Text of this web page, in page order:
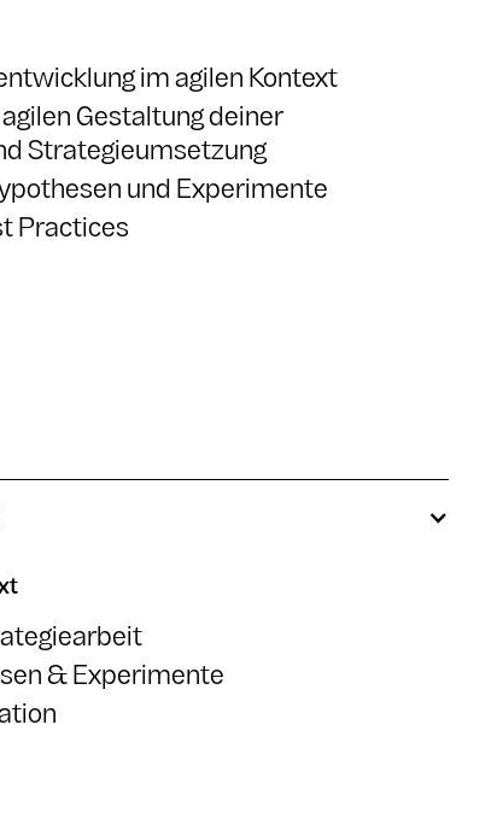
im agilen Kontext
Gestaltung deiner
Strategieumsetzung
und Experimente
Practices
& Experimente